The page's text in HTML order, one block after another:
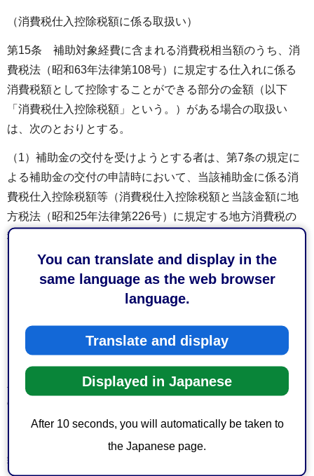
You can translate and display in the
same language as the web browser
language.
Translate and display
Displayed in Japanese
After 10 seconds, you will automatically be taken to
the Japanese page.
（消費税仕入控除税額に係る取扱い）
第15条 補助対象経費に含まれる消費税相当額のうち、消
費税法（昭和63年法律第108号）に規定する仕入れに係る
消費税額として控除することができる部分の金額（以下
「消費税仕入控除税額」という。）がある場合の取扱い
は、次のとおりとする。
（1）補助金の交付を受けようとする者は、第7条の規定に
よる補助金の交付の申請時において、当該補助金に係る消
費税仕入控除税額等（消費税仕入控除税額と当該金額に地
方税法（昭和25年法律第226号）に規定する地方消費税の
税率を乗じて得た額の合計額に補助金の額を補助対象経費
で除して得た率を乗じて得た金額をいう。以下同じ。）が
ある場合には、これを補助金所要額から減額して申請する
こと。ただし、消費税仕入控除税額等が明らかでない場合
（2）補助事業者は、第11条の規定による実績報告書（以下
入控除税額等が明らかになった場合には、その金額（前号
の規定により補助金の交付の申請時において、補助金に係
る消費税仕入控除税額等を補助金所要額から減額した場合
にあっては、その金額が当該減じた額を上回る部分の金
額）を補助金の額から減額して報告すること。